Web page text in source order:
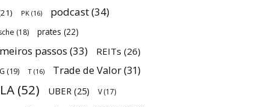
PK (16) podcast(34)
(18) prates (22)
passos (33) REITs (26)
(19) T (16) Trade de Valor(31)
(52) UBER (25) V(17)